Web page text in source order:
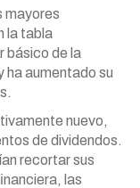
mayores
la tabla
básico de la
ha aumentado su
nuevo,
de dividendos.
recortar sus
las